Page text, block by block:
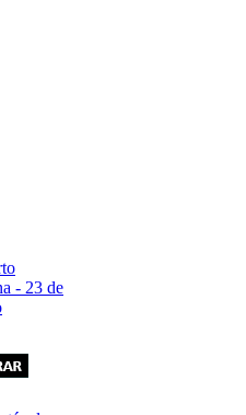
- 23 de